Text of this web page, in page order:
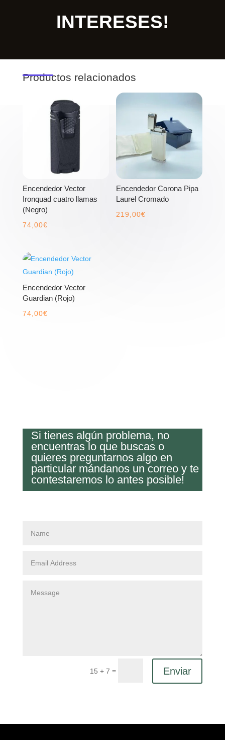
INTERESES!
Productos relacionados
Encendedor Vector
Ironquad cuatro llamas
(Negro)
74,00€
Encendedor Corona Pipa
Laurel Cromado
219,00€
Encendedor Vector
Guardian (Rojo)
74,00€
Si tienes algún problema, no
encuentras lo que buscas o
quieres preguntarnos algo en
particular mándanos un correo y te
contestaremos lo antes posible!
15 + 7 = Enviar